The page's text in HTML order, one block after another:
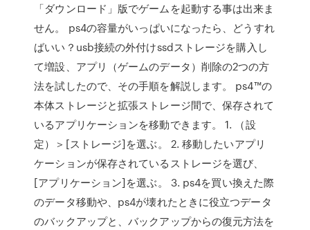
「ダウンロード」版でゲームを起動する事は出来ま
せん。 ps4の容量がいっぱいになったら、どうすれ
ばいい？usb接続の外付けssdストレージを購入し
て増設、アプリ（ゲームのデータ）削除の2つの方
法を試したので、その手順を解説します。 ps4™の
本体ストレージと拡張ストレージ間で、保存されて
いるアプリケーションを移動できます。 1. （設
定）＞[ストレージ]を選ぶ。 2. 移動したいアプリ
ケーションが保存されているストレージを選び、
[アプリケーション]を選ぶ。 3. ps4を買い換えた際
のデータ移動や、ps4が壊れたときに役立つデータ
のバックアップと、バックアップからの復元方法を